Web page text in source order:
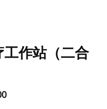
作站（二合